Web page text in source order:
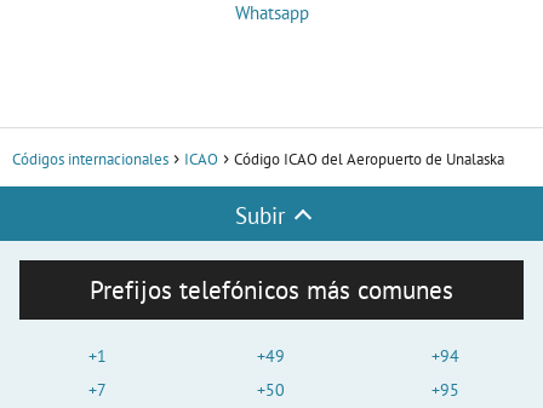
Whatsapp
Códigos internacionales ICAO Código ICAO del Aeropuerto de Unalaska
Subir
Prefijos telefónicos más comunes
+1
+7
+49
+50
+94
+95